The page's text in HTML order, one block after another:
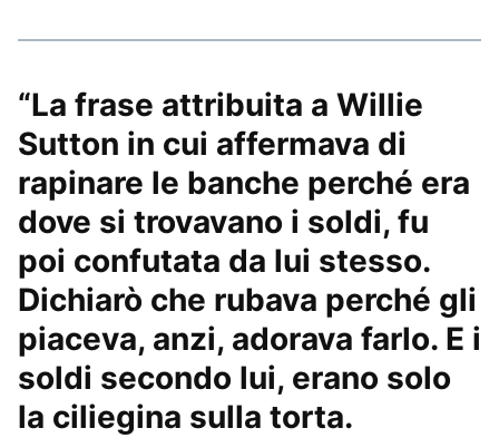
“La frase attribuita a Willie
Sutton in cui affermava di
rapinare le banche perché era
dove si trovavano i soldi, fu
poi confutata da lui stesso.
Dichiarò che rubava perché gli
piaceva, anzi, adorava farlo. E i
soldi secondo lui, erano solo
la ciliegina sulla torta.